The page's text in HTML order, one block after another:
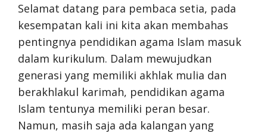
Selamat datang para pembaca setia, pada
kesempatan kali ini kita akan membahas
pentingnya pendidikan agama Islam masuk
dalam kurikulum. Dalam mewujudkan
generasi yang memiliki akhlak mulia dan
berakhlakul karimah, pendidikan agama
Islam tentunya memiliki peran besar.
Namun, masih saja ada kalangan yang